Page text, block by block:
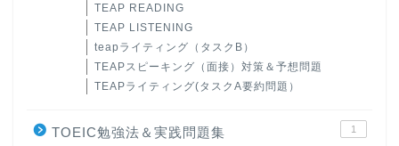
TEAP READING
TEAP LISTENING
teapライティング（タスクB）
TEAPスピーキング（面接）対策＆予想問題
TEAPライティング(タスクA要約問題）
TOEIC勉強法＆実践問題集 1